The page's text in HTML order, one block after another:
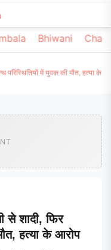
Bhiwani
परिस्थितियों में युवक की मौत, हत्या के
से शादी, फिर
हत्या के आरोप